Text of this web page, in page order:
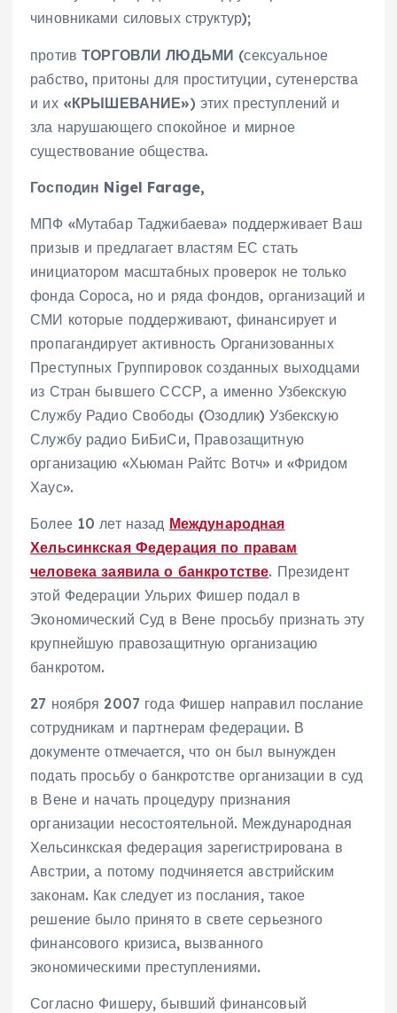
чиновниками силовых структур);
противТОРГОВЛИ ЛЮДЬМИ (сексуальное
рабство, притоны для проституции, сутенерства
и их «КРЫШЕВАНИЕ») этих преступлений и
зла нарушающего спокойное и мирное
существование общества.
Господин Nigel Farage,
МПФ «Мутабар Таджибаева» поддерживает Ваш
призыв и предлагает властям ЕС стать
инициатором масштабных проверок не только
фонда Сороса, но и ряда фондов, организаций и
СМИ которые поддерживают, финансирует и
пропагандирует активность Организованных
Преступных Группировок созданных выходцами
из Стран бывшего СССР, а именно Узбекскую
Службу Радио Свободы (Озодлик) Узбекскую
Службу радио БиБиСи, Правозащитную
организацию «Хьюман Райтс Вотч» и «Фридом
Хаус».
Более 10 лет назад Международная
Хельсинкская Федерация по правам
человека заявила о банкротстве. Президент
этой Федерации Ульрих Фишер подал в
Экономический Суд в Вене просьбу признать эту
крупнейшую правозащитную организацию
банкротом.
27 ноября 2007 года Фишер направил послание
сотрудникам и партнерам федерации. В
документе отмечается, что он был вынужден
подать просьбу о банкротстве организации в суд
в Вене и начать процедуру признания
организации несостоятельной. Международная
Хельсинкская федерация зарегистрирована в
Австрии, а потому подчиняется австрийским
законам. Как следует из послания, такое
решение было принято в свете серьезного
финансового кризиса, вызванного
экономическими преступлениями.
Согласно Фишеру, бывший финансовый